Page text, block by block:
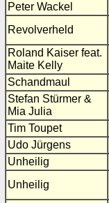
Peter Wackel
Revolverheld
Roland Kaiser feat.
Maite Kelly
Schandmaul
Stefan Stürmer &
Mia Julia
Tim Toupet
Udo Jürgens
Unheilig
Unheilig